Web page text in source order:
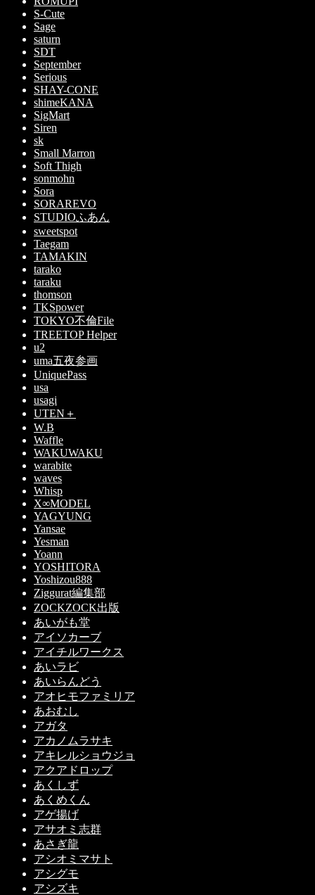
S-Cute
Sage
saturn
SDT
September
Serious
SHAY-CONE
shimeKANA
SigMart
Siren
sk
Small Marron
Soft Thigh
sonmohn
Sora
SORAREVO
STUDIOふあん
sweetspot
Taegam
TAMAKIN
tarako
taraku
thomson
TKSpower
TOKYO不倫File
TREETOP Helper
u2
uma五夜参画
UniquePass
usa
usagi
UTEN＋
W.B
Waffle
WAKUWAKU
warabite
waves
Whisp
X∞MODEL
YAGYUNG
Yansae
Yesman
Yoann
YOSHITORA
Yoshizou888
Ziggurat編集部
ZOCKZOCK出版
あいがも堂
アイソカーブ
アイチルワークス
あいラビ
あいらんどう
アオヒモファミリア
あおむし
アガタ
アカノムラサキ
アキレルショウジョ
アクアドロップ
あくしず
あくめくん
アゲ揚げ
アサオミ志群
あさぎ龍
アシオミマサト
アシグモ
アシズキ